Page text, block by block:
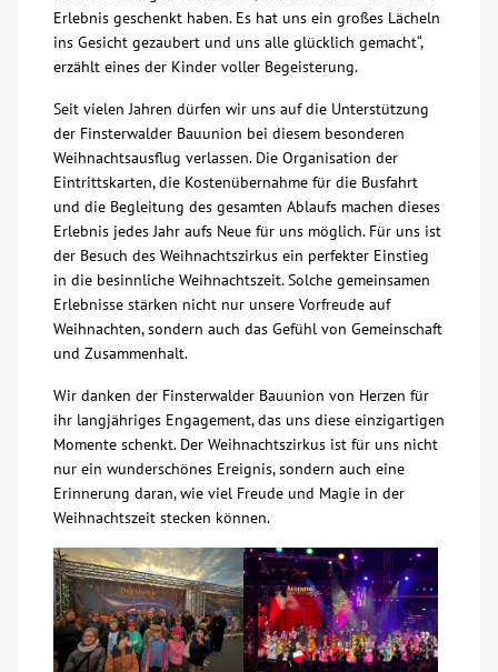
Suche
Kontakt
AWO BB Süd
Erlebnis geschenkt haben. Es hat uns ein großes Lächeln
ins Gesicht gezaubert und uns alle glücklich gemacht“,
erzählt eines der Kinder voller Begeisterung.
Seit vielen Jahren dürfen wir uns auf die Unterstützung
der Finsterwalder Bauunion bei diesem besonderen
Weihnachtsausflug verlassen. Die Organisation der
Eintrittskarten, die Kostenübernahme für die Busfahrt
und die Begleitung des gesamten Ablaufs machen dieses
Erlebnis jedes Jahr aufs Neue für uns möglich. Für uns ist
der Besuch des Weihnachtszirkus ein perfekter Einstieg
in die besinnliche Weihnachtszeit. Solche gemeinsamen
Erlebnisse stärken nicht nur unsere Vorfreude auf
Weihnachten, sondern auch das Gefühl von Gemeinschaft
und Zusammenhalt.
Wir danken der Finsterwalder Bauunion von Herzen für
ihr langjähriges Engagement, das uns diese einzigartigen
Momente schenkt. Der Weihnachtszirkus ist für uns nicht
nur ein wunderschönes Ereignis, sondern auch eine
Erinnerung daran, wie viel Freude und Magie in der
Weihnachtszeit stecken können.